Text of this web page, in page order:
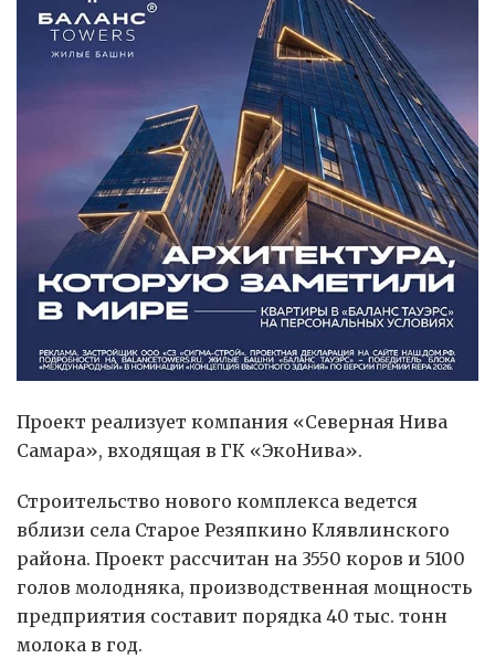
Проект реализует компания «Северная Нива
Самара», входящая в ГК «ЭкоНива».
Строительство нового комплекса ведется
вблизи села Старое Резяпкино Клявлинского
района. Проект рассчитан на 3550 коров и 5100
голов молодняка, производственная мощность
предприятия составит порядка 40 тыс. тонн
молока в год.